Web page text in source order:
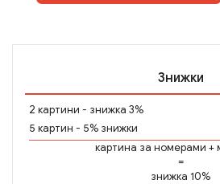
Знижки
2 картини - знижка 3%
5 картин - 5% знижки
картина за номерами +
=
знижка 10%